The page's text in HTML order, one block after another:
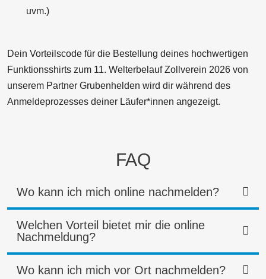
uvm.)
Dein Vorteilscode für die Bestellung deines hochwertigen
Funktionsshirts zum 11. Welterbelauf Zollverein 2026 von
unserem Partner Grubenhelden wird dir während des
Anmeldeprozesses deiner Läufer*innen angezeigt.
FAQ
Wo kann ich mich online nachmelden?
Welchen Vorteil bietet mir die online
Nachmeldung?
Wo kann ich mich vor Ort nachmelden?